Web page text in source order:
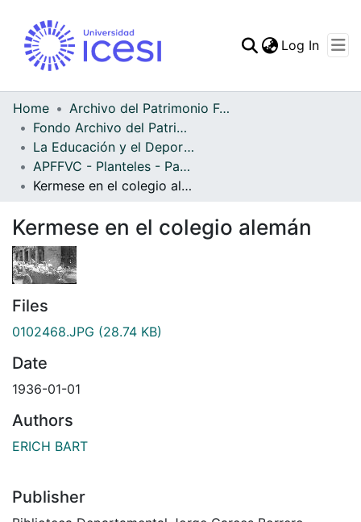
Log In
Home
Archivo del Patrimonio Fotográfico y Fílmico del Valle del Cauca
Fondo Archivo del Patrimonio Fotográfico y Fílmico del Valle del Cauca
La Educación y el Deporte
APFFVC - Planteles - Patrimonial
Kermese en el colegio alemán
Kermese en el colegio alemán
Files
0102468.JPG (28.74 KB)
Date
1936-01-01
Authors
ERICH BART
Publisher